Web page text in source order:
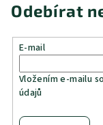
Odebírat
E-mail
Vložením e-mailu
údajů